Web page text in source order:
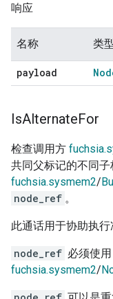
响应
名称 类
payload
IsAlternateFor
检查调用方
共同父标记的不同子
fuchsia.sysmem2/
node_ref 。
此通话用于协助执行
node_ref 必须使用
fuchsia.sysmem2/